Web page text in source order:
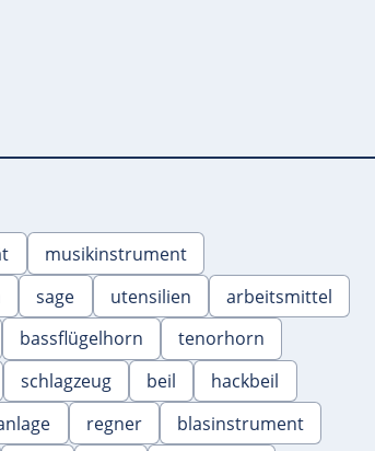
musikinstrument
sage utensilien
arbeitsmittel
bassflügelhorn
tenorhorn
schlagzeug beil
hackbeil
regner
blasinstrument